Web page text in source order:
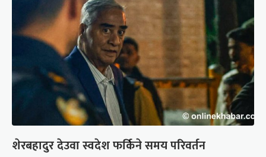
शेरबहादुर देउवा स्वदेश फर्किने समय परिवर्तन